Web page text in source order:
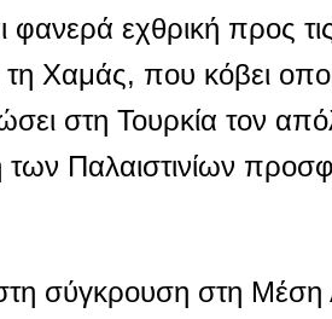
φανερά εχθρική προς
Χαμάς, που κόβει
στη Τουρκία τον
των Παλαιστινίων
σύγκρουση στη Μέση